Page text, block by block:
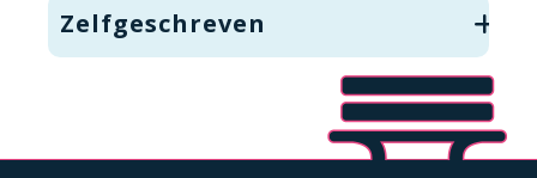
Zelfgeschreven